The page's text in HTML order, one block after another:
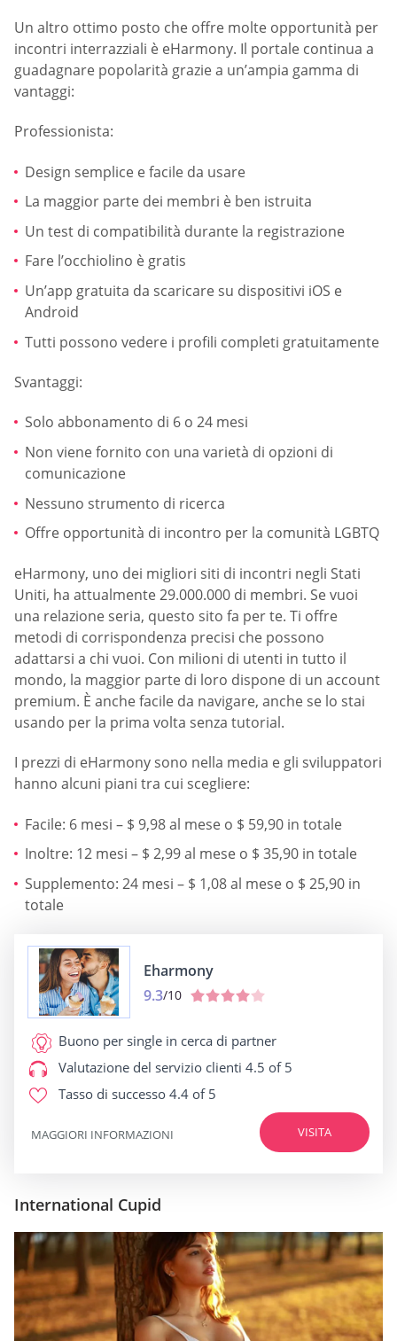
Un altro ottimo posto che offre molte opportunità per
incontri interrazziali è eHarmony. Il portale continua a
guadagnare popolarità grazie a un’ampia gamma di
vantaggi:
Professionista:
Design semplice e facile da usare
La maggior parte dei membri è ben istruita
Un test di compatibilità durante la registrazione
Fare l’occhiolino è gratis
Un’app gratuita da scaricare su dispositivi iOS e
Android
Tutti possono vedere i profili completi gratuitamente
Svantaggi:
Solo abbonamento di 6 o 24 mesi
Non viene fornito con una varietà di opzioni di
comunicazione
Nessuno strumento di ricerca
Offre opportunità di incontro per la comunità LGBTQ
eHarmony, uno dei migliori siti di incontri negli Stati
Uniti, ha attualmente 29.000.000 di membri. Se vuoi
una relazione seria, questo sito fa per te. Ti offre
metodi di corrispondenza precisi che possono
adattarsi a chi vuoi. Con milioni di utenti in tutto il
mondo, la maggior parte di loro dispone di un account
premium. È anche facile da navigare, anche se lo stai
usando per la prima volta senza tutorial.
I prezzi di eHarmony sono nella media e gli sviluppatori
hanno alcuni piani tra cui scegliere:
Facile: 6 mesi – $ 9,98 al mese o $ 59,90 in totale
Inoltre: 12 mesi – $ 2,99 al mese o $ 35,90 in totale
Supplemento: 24 mesi – $ 1,08 al mese o $ 25,90 in
totale
Eharmony
9.3/10
Buono per single in cerca di partner
Valutazione del servizio clienti 4.5 of 5
Tasso di successo 4.4 of 5
VISITA
MAGGIORI INFORMAZIONI
International Cupid